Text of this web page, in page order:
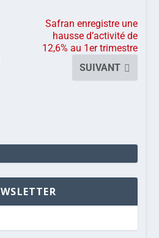
Safran enregistre une
hausse d’activité de
12,6% au 1er trimestre
SUIVANT